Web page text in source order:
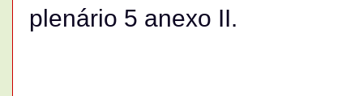
plenário 5 anexo II.